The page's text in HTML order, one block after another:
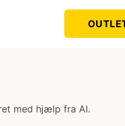
med hjælp fra AI.